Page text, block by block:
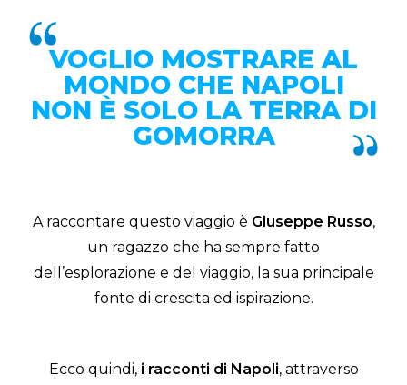
VOGLIO MOSTRARE AL
MONDO CHE NAPOLI
NON È SOLO LA TERRA DI
GOMORRA
A raccontare questo viaggio è Giuseppe Russo,
un ragazzo che ha sempre fatto
dell’esplorazione e del viaggio, la sua principale
fonte di crescita ed ispirazione.
Ecco quindi, i racconti di Napoli, attraverso